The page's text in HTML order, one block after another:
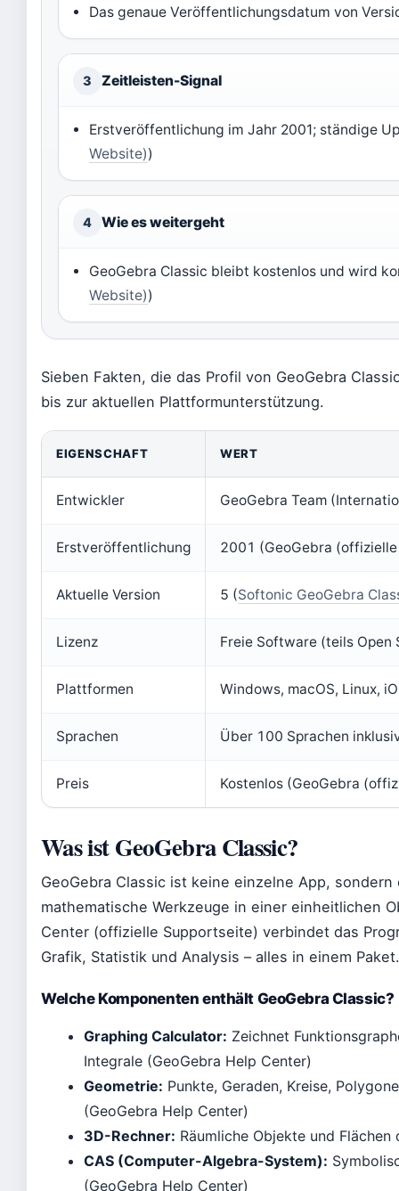
Das genaue Veröffentlichungsdatum von
3 Zeitleisten-Signal
Erstveröffentlichung im Jahr 2001; ständige
Website))
4 Wie es weitergeht
GeoGebra Classic bleibt kostenlos und wird
Website))
Sieben Fakten, die das Profil von GeoGebra
bis zur aktuellen Plattformunterstützung.
EIGENSCHAFT WERT
Entwickler GeoGebra Team
Erstveröffentlichung 2001 (GeoGebra
Aktuelle Version 5 (Softonic GeoGebra
Lizenz Freie Software (teils
Plattformen Windows, macOS, Linux,
Sprachen Über 100 Sprachen
Preis Kostenlos (GeoGebra
Was ist GeoGebra Classic?
GeoGebra Classic ist keine einzelne App,
mathematische Werkzeuge in einer einheitlichen
Center (offizielle Supportseite) verbindet das
Grafik, Statistik und Analysis – alles in einem Paket.
Welche Komponenten enthält GeoGebra Classic?
Graphing Calculator: Zeichnet
Integrale (GeoGebra Help Center)
Geometrie: Punkte, Geraden, Kreise,
(GeoGebra Help Center)
3D-Rechner: Räumliche Objekte und
CAS (Computer-Algebra-System):
(GeoGebra Help Center)